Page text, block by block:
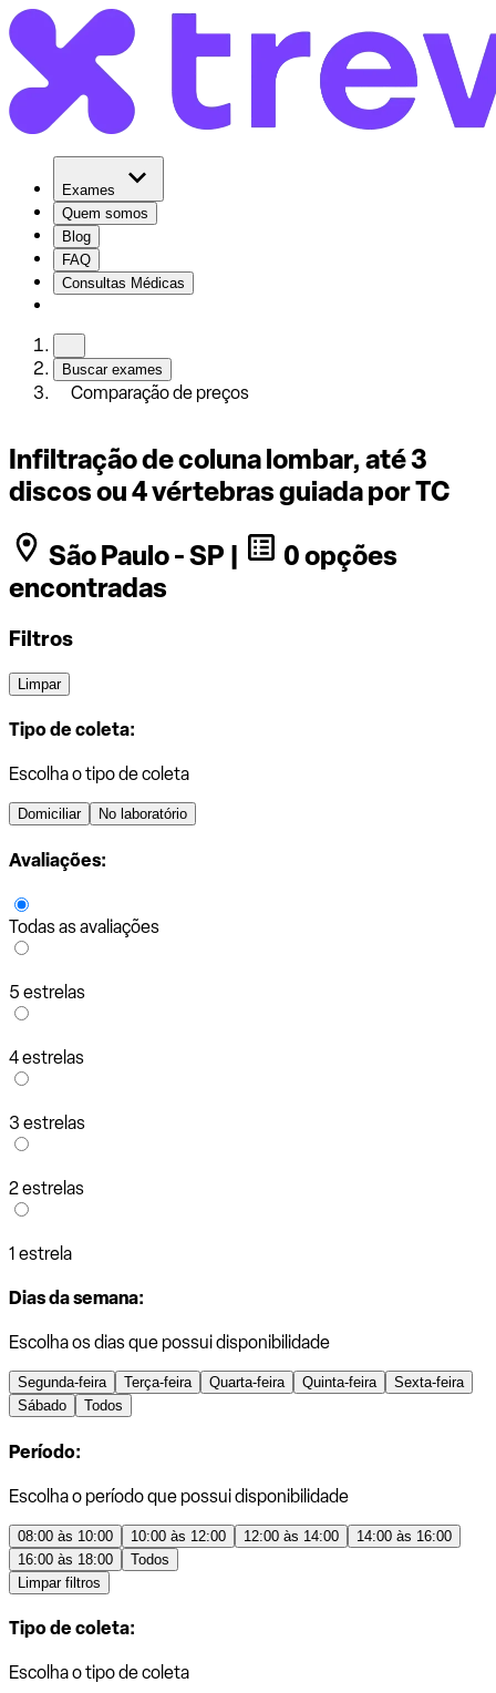
Exames
Quem somos
Blog
FAQ
Consultas Médicas
Buscar exames
Comparação de preços
Infiltração de coluna lombar, até 3
discos ou 4 vértebras guiada por TC
São Paulo - SP |
0 opções
encontradas
Filtros
Limpar
Tipo de coleta:
Escolha o tipo de coleta
Domiciliar No laboratório
Avaliações:
Todas as avaliações
5 estrelas
4 estrelas
3 estrelas
2 estrelas
1 estrela
Dias da semana:
Escolha os dias que possui disponibilidade
Segunda-feira Terça-feira Quarta-feira Quinta-feira
Sexta-feira
Sábado
Todos
Período:
Escolha o período que possui disponibilidade
08:00 às 10:00 10:00 às 12:00 12:00 às 14:00
14:00 às 16:00
16:00 às 18:00
Todos
Limpar filtros
Tipo de coleta:
Escolha o tipo de coleta